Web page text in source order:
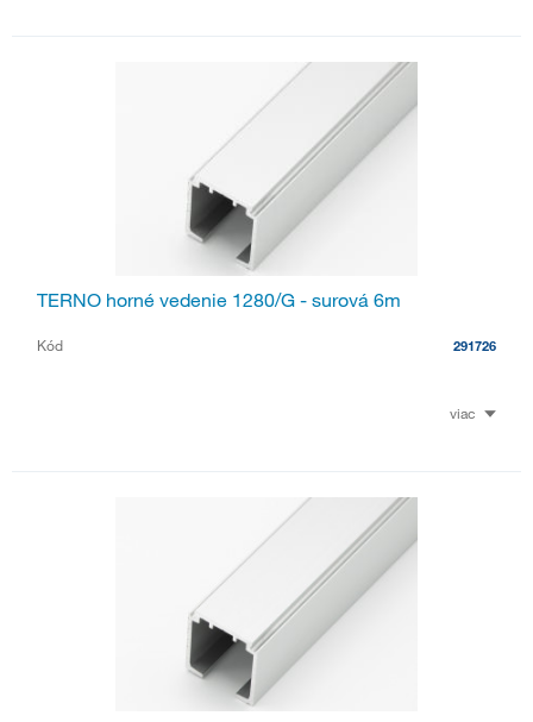
TERNO horné vedenie 1280/G - surová 6m
Kód 291726
viac